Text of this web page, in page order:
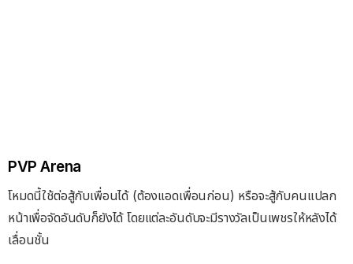
PVP Arena
โหมดนี้ใช้ต่อสู้กับเพื่อนได้ (ต้องแอดเพื่อนก่อน) หรือจะสู้กับคนแปลก
หน้าเพื่อจัดอันดับก็ยังได้ โดยแต่ละอันดับจะมีรางวัลเป็นเพชรให้หลังได้
เลื่อนชั้น